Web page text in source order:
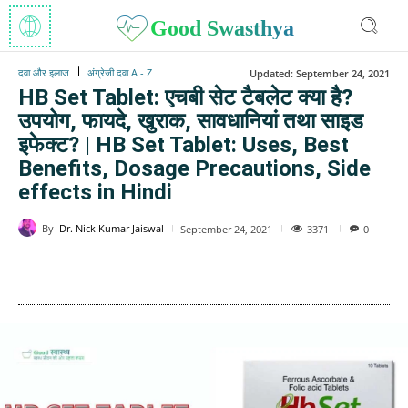
Good Swasthya
दवा और इलाज अंग्रेजी दवा A - Z Updated: September 24, 2021
HB Set Tablet: एचबी सेट टैबलेट क्या है?
उपयोग, फायदे, खुराक, सावधानियां तथा साइड
इफेक्ट? | HB Set Tablet: Uses, Best
Benefits, Dosage Precautions, Side
effects in Hindi
By Dr. Nick Kumar Jaiswal September 24, 2021 3371 0